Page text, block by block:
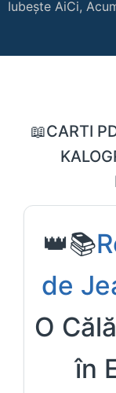
Iubește AiCi,
📖CARTI
👑📚
de
O
în